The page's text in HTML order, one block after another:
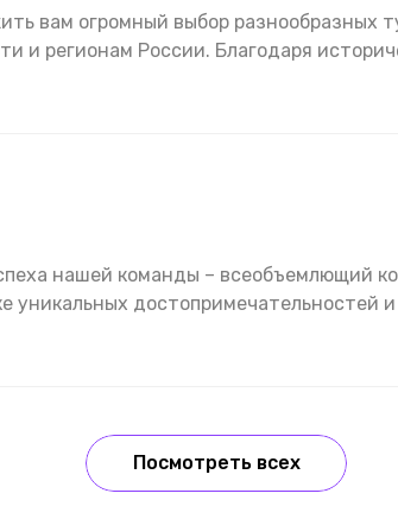
вам огромный выбор разнообразных
и регионам России. Благодаря
нашей команды – всеобъемлющий
уникальных достопримечательностей и
Посмотреть всех